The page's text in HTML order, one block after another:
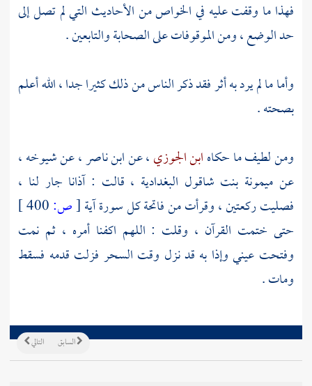
فهذا ما وقفت عليه في الخواص من الأحاديث التي لم تصل إلى
حد الوضع ، ومن الموقوفات على الصحابة والتابعين .
وأما ما لم يرد به أثر فقد ذكر الناس من ذلك كثيرا جدا ، الله أعلم
بصحته .
ومن لطيف ما حكاهابن الجوزي، عنابن ناصر، عن شيوخه ،
عن ميمونة بنت شاقول البغدادية ، قالت : آذانا جار لنا ،
فصليت ركعتين ، وقرأت من فاتحة كل سورة آية[ص:
حتى ختمت القرآن ، وقلت : اللهم اكفنا أمره ، ثم نمت
وفتحت عيني وإذا به قد نزل وقت السحر فزلت قدمه فسقط
ومات .
التالي السابق